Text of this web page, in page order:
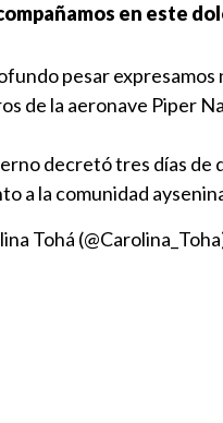
en este
pesar expresamos
de la aeronave Piper
decretó tres días de
a la comunidad
Tohá